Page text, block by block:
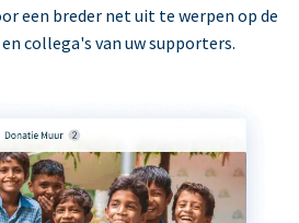
een breder net uit te werpen op de
collega's van uw supporters.